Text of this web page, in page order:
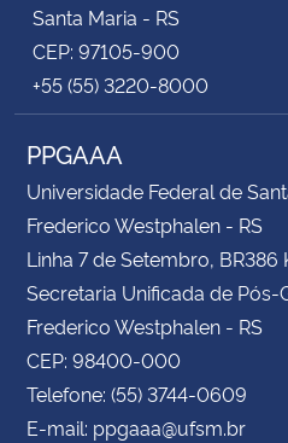
Secretaria de Governo
Gabinete de Segurança Institucional
Advocacia-Geral da União
Santa Maria - RS
CEP: 97105-900
+55 (55) 3220-8000
PPGAAA
Universidade Federal de
Frederico Westphalen - RS
Linha 7 de Setembro,
Secretaria Unificada de Pós-
Frederico Westphalen - RS
CEP: 98400-000
Telefone: (55) 3744-0609
E-mail: ppgaaa@ufsm.br